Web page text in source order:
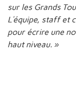
sur les Grands
L’équipe, staff et
pour écrire une
haut niveau. »